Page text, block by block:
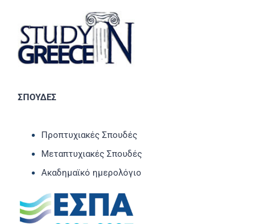
ΣΠΟΥΔΕΣ
Προπτυχιακές Σπουδές
Μεταπτυχιακές Σπουδές
Ακαδημαϊκό ημερολόγιο